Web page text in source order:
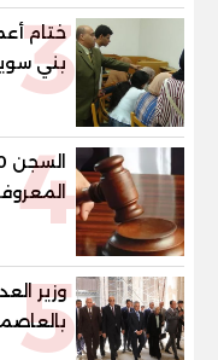
3
ختام
رغباتهم
4
5
وزير
قضايا